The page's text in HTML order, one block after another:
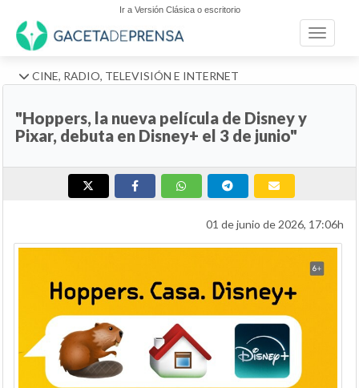
Ir a Versión Clásica o escritorio
Toggle
CINE, RADIO, TELEVISIÓN E INTERNET
"Hoppers, la nueva película de Disney y
Pixar, debuta en Disney+ el 3 de junio"
01 de junio de 2026, 17:06h